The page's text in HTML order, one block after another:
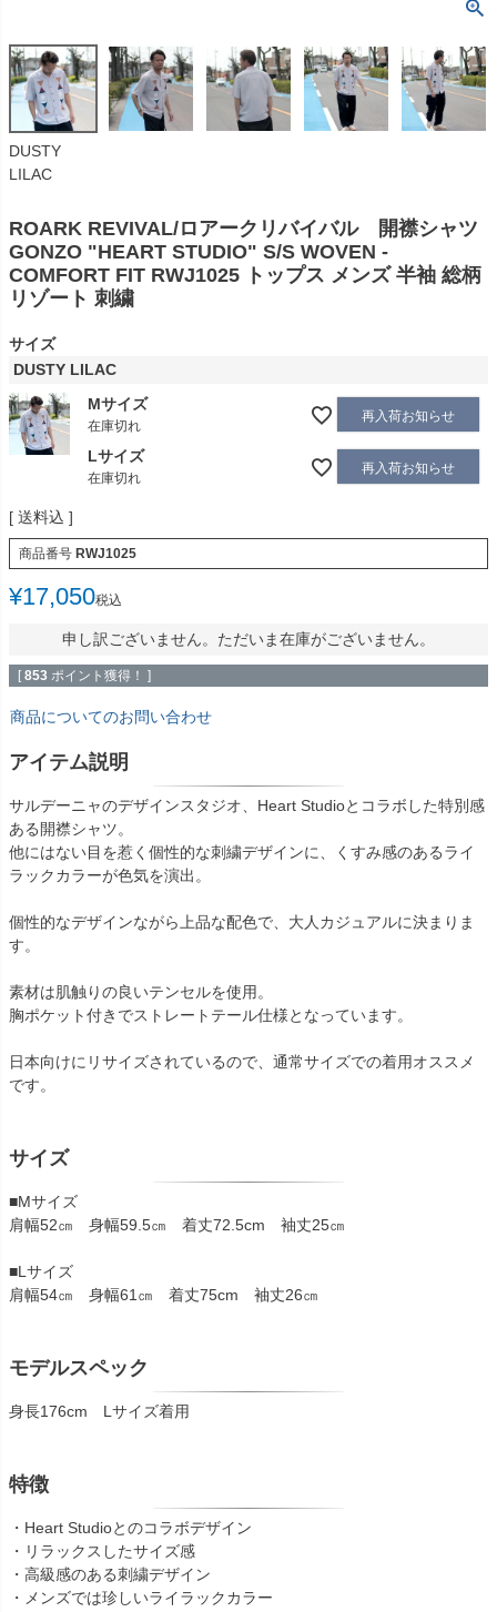
DUSTY
LILAC
ROARK REVIVAL/ロアークリバイバル 開襟シャツ
GONZO "HEART STUDIO" S/S WOVEN -
COMFORT FIT RWJ1025 トップス メンズ 半袖 総柄
リゾート 刺繍
サイズ
DUSTY LILAC
Mサイズ
在庫切れ
再入荷お知らせ
Lサイズ
在庫切れ
再入荷お知らせ
送料込
商品番号 RWJ1025
¥17,050税込
申し訳ございません。ただいま在庫がございません。
[ 853 ポイント獲得！ ]
商品についてのお問い合わせ
アイテム説明
サルデーニャのデザインスタジオ、Heart Studioとコラボした特別感
ある開襟シャツ。
他にはない目を惹く個性的な刺繍デザインに、くすみ感のあるライ
ラックカラーが色気を演出。
個性的なデザインながら上品な配色で、大人カジュアルに決まりま
す。
素材は肌触りの良いテンセルを使用。
胸ポケット付きでストレートテール仕様となっています。
日本向けにリサイズされているので、通常サイズでの着用オススメ
です。
サイズ
■Mサイズ
肩幅52㎝ 身幅59.5㎝ 着丈72.5cm 袖丈25㎝
■Lサイズ
肩幅54㎝ 身幅61㎝ 着丈75cm 袖丈26㎝
モデルスペック
身長176cm Lサイズ着用
特徴
・Heart Studioとのコラボデザイン
・リラックスしたサイズ感
・高級感のある刺繍デザイン
・メンズでは珍しいライラックカラー